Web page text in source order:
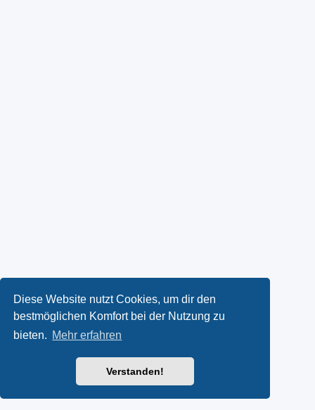
Diese Website nutzt Cookies, um dir den
bestmöglichen Komfort bei der Nutzung zu
bieten. Mehr erfahren
Verstanden!